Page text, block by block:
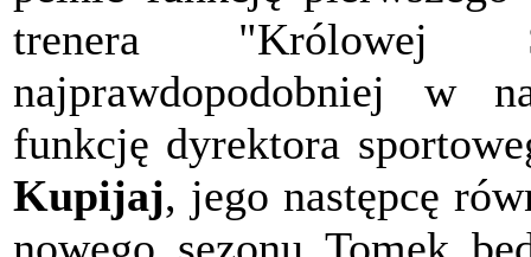
trenera "Królowej
najprawdopodobniej w
funkcję dyrektora
Kupijaj, jego następcę